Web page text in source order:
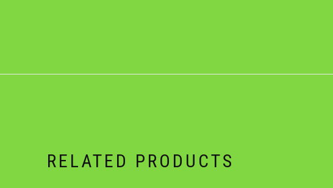
RELATED PRODUCTS